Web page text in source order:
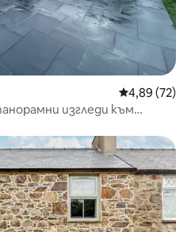
Средна
4,89 (72)
изгледи към